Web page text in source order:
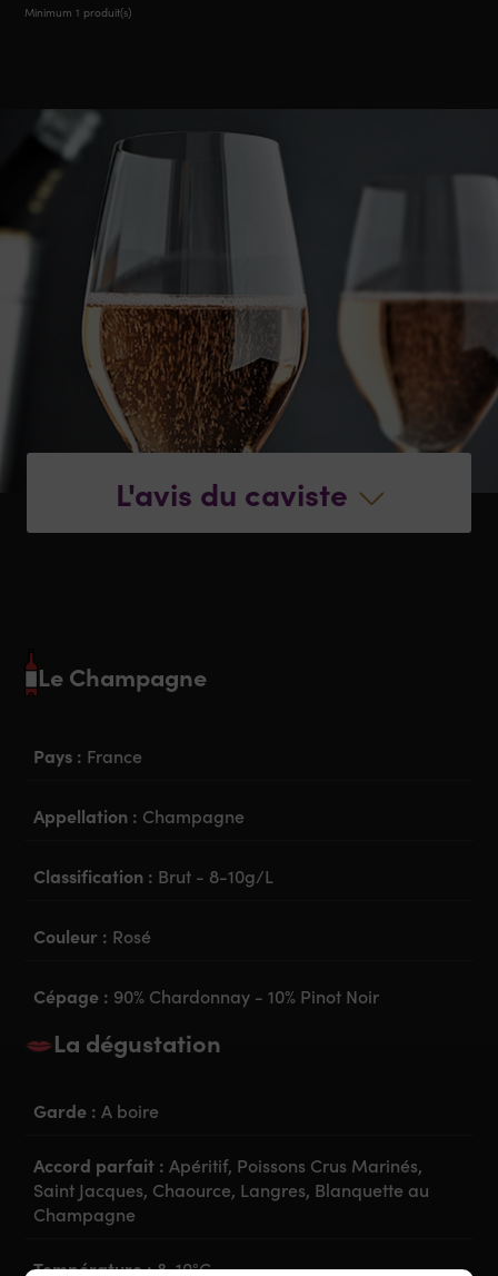
Minimum 1 produit(s)
L'avis du caviste
Le Champagne
Pays : France
Appellation : Champagne
Classification : Brut - 8-10g/L
Couleur : Rosé
Cépage : 90% Chardonnay - 10% Pinot Noir
La dégustation
Garde :A boire
Accord parfait :Apéritif, Poissons Crus Marinés,
Saint Jacques, Chaource, Langres, Blanquette au
Champagne
Température :8-10°C